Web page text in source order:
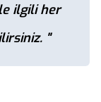
ilgili her
"